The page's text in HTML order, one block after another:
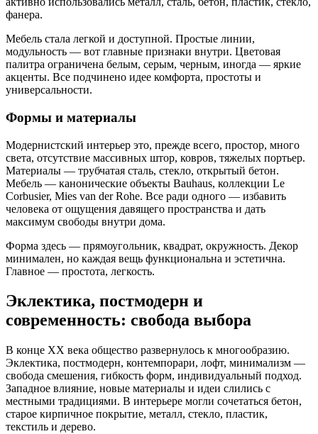
фанера.
Мебель стала легкой и доступной. Простые линии,
модульность — вот главные признаки внутри. Цветовая
палитра ограничена белым, серым, черным, иногда — яркие
акценты. Все подчинено идее комфорта, простоты и
универсальности.
Формы и материалы
Модернистский интерьер это, прежде всего, простор, много
света, отсутствие массивных штор, ковров, тяжелых портьер.
Материалы — трубчатая сталь, стекло, открытый бетон.
Мебель — канонические объекты Bauhaus, коллекции Le
Corbusier, Mies van der Rohe. Все ради одного — избавить
человека от ощущения давящего пространства и дать
максимум свободы внутри дома.
Форма здесь — прямоугольник, квадрат, окружность. Декор
минимален, но каждая вещь функциональна и эстетична.
Главное — простота, легкость.
Эклектика, постмодерн и
современность: свобода выбора
В конце XX века общество развернулось к многообразию.
Эклектика, постмодерн, контемпорари, лофт, минимализм —
свобода смешения, гибкость форм, индивидуальный подход.
Западное влияние, новые материалы и идеи слились с
местными традициями. В интерьере могли сочетаться бетон,
старое кирпичное покрытие, металл, стекло, пластик,
текстиль и дерево.